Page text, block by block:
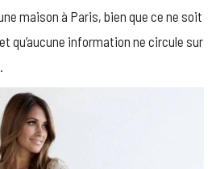
maison à Paris, bien que ce ne soit
qu’aucune information ne circule sur